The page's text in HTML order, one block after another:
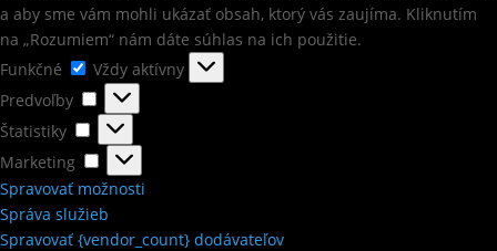
a aby sme vám mohli ukázať obsah, ktorý vás zaujíma. Kliknutím
na „Rozumiem“ nám dáte súhlas na ich použitie.
Funkčné
Funkčné
Vždy aktívny
Predvoľby
Predvoľby
Štatistiky
Štatistiky
Marketing
Marketing
Spravovať možnosti
Správa služieb
Spravovať {vendor_count} dodávateľov